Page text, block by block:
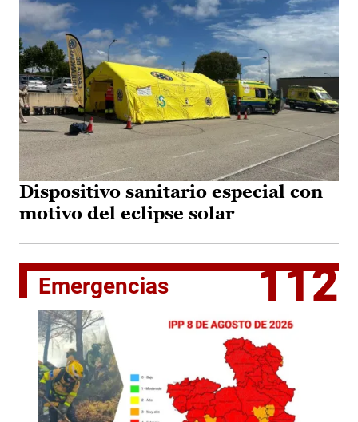
Dispositivo sanitario especial con
motivo del eclipse solar
Emergencias 112